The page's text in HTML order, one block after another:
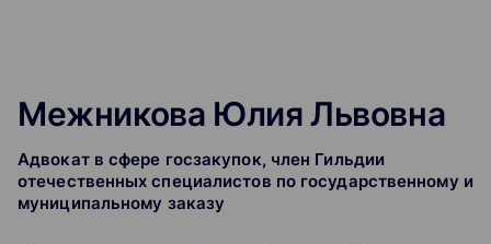
Межникова Юлия Львовна
Адвокат в сфере госзакупок, член Гильдии
отечественных специалистов по государственному и
муниципальному заказу